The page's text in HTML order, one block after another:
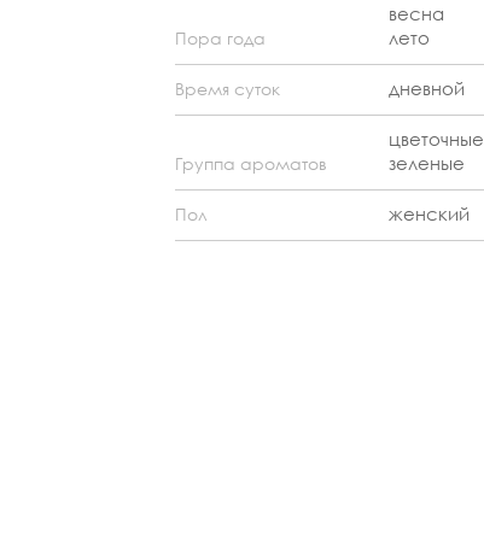
Пора года
весна
лето
Время суток дневной
Группа ароматов
цветочные
зеленые
Пол женский